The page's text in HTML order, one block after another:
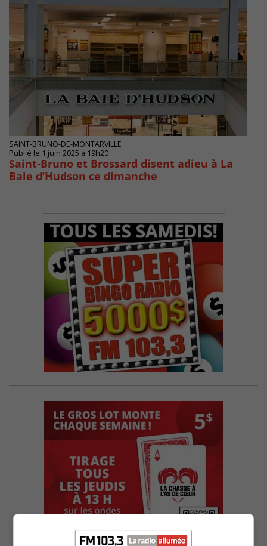
SAINT-BRUNO-DE-MONTARVILLE
Publié le 1 juin 2025 à 19h20
Saint-Bruno et Brossard disent adieu à La
Baie d’Hudson ce dimanche